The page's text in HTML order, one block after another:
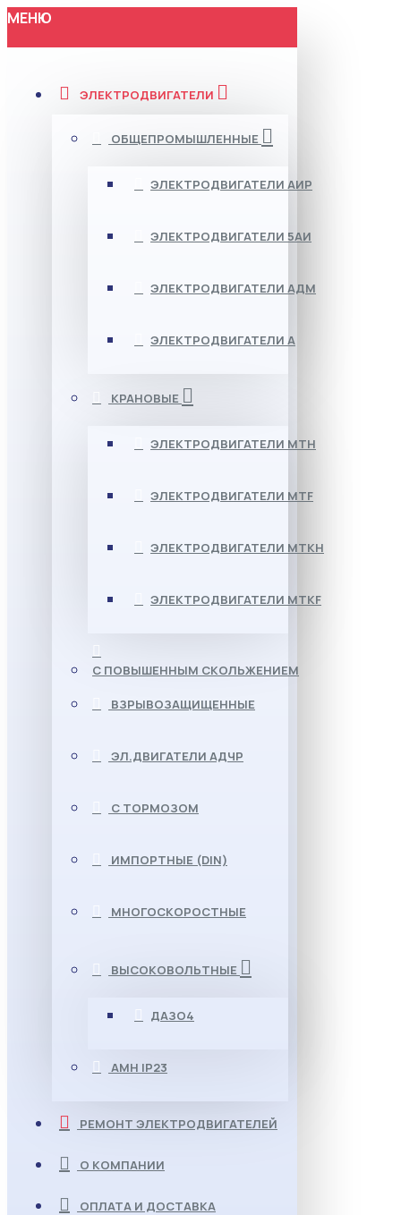
МЕНЮ
ЭЛЕКТРОДВИГАТЕЛИ
ОБЩЕПРОМЫШЛЕННЫЕ
ЭЛЕКТРОДВИГАТЕЛИ АИР
ЭЛЕКТРОДВИГАТЕЛИ 5АИ
ЭЛЕКТРОДВИГАТЕЛИ АДМ
ЭЛЕКТРОДВИГАТЕЛИ А
КРАНОВЫЕ
ЭЛЕКТРОДВИГАТЕЛИ МТН
ЭЛЕКТРОДВИГАТЕЛИ MTF
ЭЛЕКТРОДВИГАТЕЛИ МТКН
ЭЛЕКТРОДВИГАТЕЛИ MTKF
С ПОВЫШЕННЫМ СКОЛЬЖЕНИЕМ
ВЗРЫВОЗАЩИЩЕННЫЕ
ЭЛ.ДВИГАТЕЛИ АДЧР
С ТОРМОЗОМ
ИМПОРТНЫЕ (DIN)
МНОГОСКОРОСТНЫЕ
ВЫСОКОВОЛЬТНЫЕ
ДАЗО4
АМН IP23
РЕМОНТ ЭЛЕКТРОДВИГАТЕЛЕЙ
О КОМПАНИИ
ОПЛАТА И ДОСТАВКА